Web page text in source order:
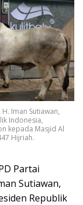
Iman Sutiawan,
Indonesia,
kepada Masjid Al
Hijriah.
Partai
Sutiawan,
Republik